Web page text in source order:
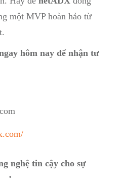
một MVP hoàn hảo từ
hôm nay để nhận tư
nghệ tin cậy cho sự